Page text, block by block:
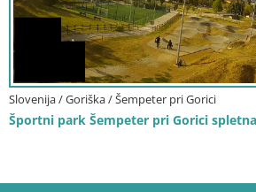
Slovenija / Goriška / Šempeter pri Gorici
Športni park Šempeter pri Gorici